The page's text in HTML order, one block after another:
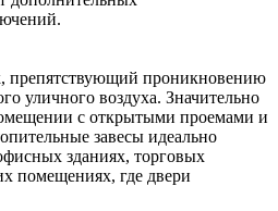
препятствующий проникновению
уличного воздуха. Значительно
с открытыми проемами и
завесы идеально
зданиях, торговых
помещениях, где двери